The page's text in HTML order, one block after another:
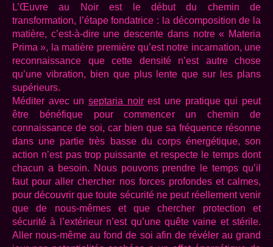
L’Œuvre au Noir est le début du chemin de
transformation, l’étape fondatrice : la décomposition de la
matière, c’est-à-dire une descente dans notre « Materia
Prima », la matière première qu’est notre incarnation, une
reconnaissance que cette densité n’est autre chose
qu’une vibration, bien que plus lente que sur les plans
supérieurs.
Méditer avec un septaria noirest une pratique qui peut
être bénéfique pour commencer un chemin de
connaissance de soi, car bien que sa fréquence résonne
dans une partie très basse du corps énergétique, son
action n’est pas trop puissante et respecte le temps dont
chacun a besoin. Nous pouvons prendre le temps qu’il
faut pour aller chercher nos forces profondes et calmes,
pour découvrir que toute sécurité ne peut réellement venir
que de nous-mêmes et que chercher protection et
sécurité à l’extérieur n’est qu’une quête vaine et stérile.
Aller nous-même au fond de soi afin de révéler au grand